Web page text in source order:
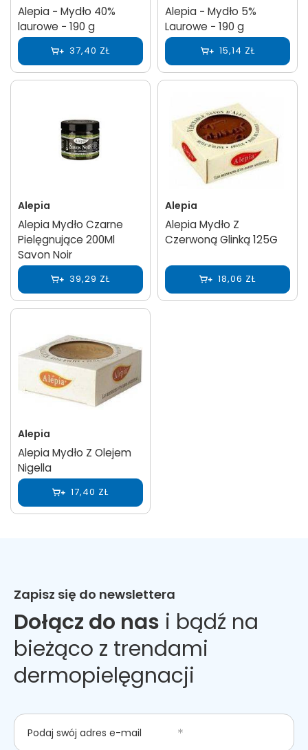
Alepia − Mydło 40%
laurowe − 190 g
37,40 ZŁ
Alepia − Mydło 5%
Laurowe − 190 g
15,14 ZŁ
Alepia
Alepia Mydło Czarne
Pielęgnujące 200Ml
Savon Noir
39,29 ZŁ
Alepia
Alepia Mydło Z
Czerwoną Glinką 125G
18,06 ZŁ
Alepia
Alepia Mydło Z Olejem
Nigella
17,40 ZŁ
Zapisz się do newslettera
Dołącz do nas i bądź na
bieżąco z trendami
dermopielęgnacji
Podaj swój adres e-mail